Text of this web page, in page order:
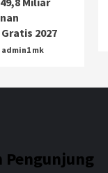
2027
admin1 mk
Pengunjung